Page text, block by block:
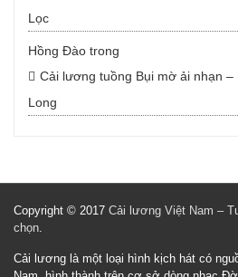
Lọc
Hồng Đào trong
Cải lương tuồng Bụi mờ ải nhạn –
Long
Copyright © 2017 Cải lương Việt Nam –
chọn.
Cải lương là một loại hình kịch hát có